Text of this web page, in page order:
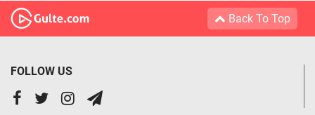
Back To Top
FOLLOW US